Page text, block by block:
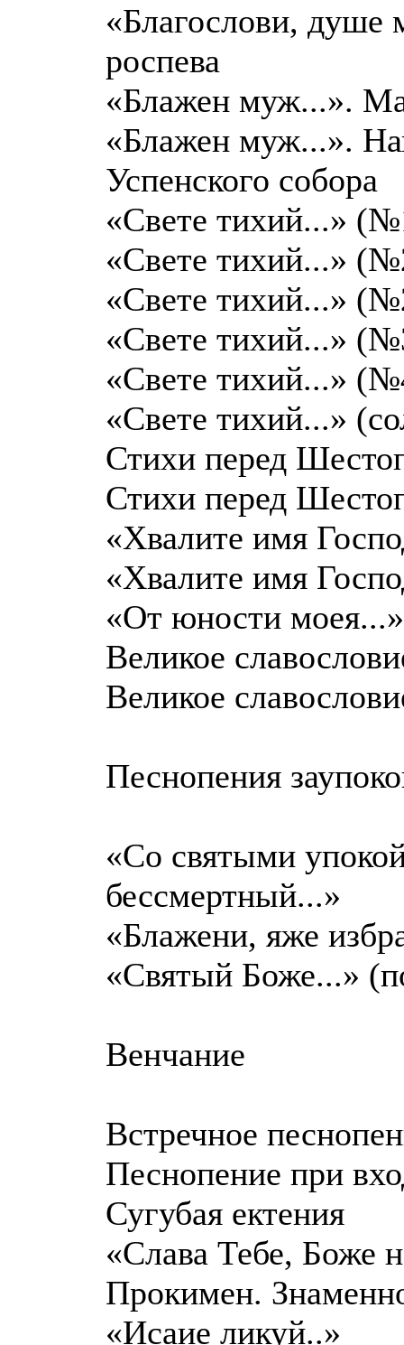
«Благослови, душе
роспева
«Блажен муж...».
«Блажен муж...».
Успенского собора
«Свете тихий...»
«Свете тихий...»
«Свете тихий...»
«Свете тихий...»
«Свете тихий...»
«Свете тихий...»
Стихи перед
Стихи перед
«Хвалите имя
«Хвалите имя
«От юности
Великое
Великое
Песнопения
«Со святыми
бессмертный...»
«Блажени, яже
«Святый Боже...»
Венчание
Встречное
Песнопение при
Сугубая ектения
«Слава Тебе, Боже
Прокимен.
«Исаие ликуй..»